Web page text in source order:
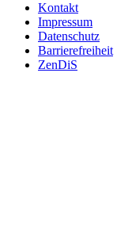
Kontakt
Impressum
Datenschutz
Barrierefreiheit
ZenDiS